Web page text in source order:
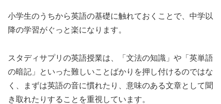
小学生のうちから英語の基礎に触れておくことで、中学以
降の学習がぐっと楽になります。
スタディサプリの英語授業は、「文法の知識」や「英単語
の暗記」といった難しいことばかりを押し付けるのではな
く、まずは英語の音に慣れたり、意味のある文章として聞
き取れたりすることを重視しています。